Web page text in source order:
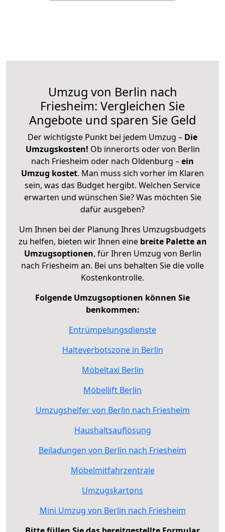
Umzug von Berlin nach
Friesheim: Vergleichen Sie
Angebote und sparen Sie Geld
Der wichtigste Punkt bei jedem Umzug – Die
Umzugskosten! Ob innerorts oder von Berlin
nach Friesheim oder nach Oldenburg –ein
Umzug kostet. Man muss sich vorher im Klaren
sein, was das Budget hergibt. Welchen Service
erwarten und wünschen Sie? Was möchten Sie
dafür ausgeben?
Um Ihnen bei der Planung Ihres Umzugsbudgets
zu helfen, bieten wir Ihnen eine breite Palette an
Umzugsoptionen, für Ihren Umzug von Berlin
nach Friesheim an. Bei uns behalten Sie die volle
Kostenkontrolle.
Folgende Umzugsoptionen können Sie
benkommen:
Entrümpelungsdienste
Halteverbotszone in Berlin
Möbeltaxi Berlin
Möbellift Berlin
Umzugshelfer von Berlin nach Friesheim
Haushaltsauflösung
Beiladungen von Berlin nach Friesheim
Möbelmitfahrzentrale
Umzugskartons
Mini Umzug von Berlin nach Friesheim